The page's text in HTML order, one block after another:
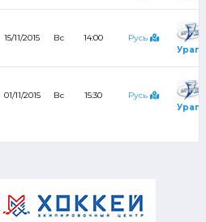
15/11/2015 Вс 14:00
Русь
01/11/2015 Вс 15:30
Русь